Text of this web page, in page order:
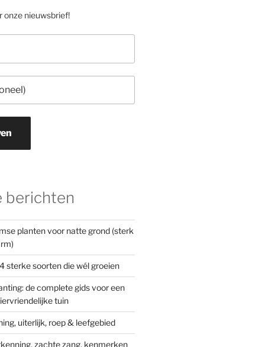
onze nieuwsbrief!
berichten
planten voor natte grond (sterk
sterke soorten die wél groeien
de complete gids voor een
tuin
uiterlijk, roep & leefgebied
zachte zang, kenmerken